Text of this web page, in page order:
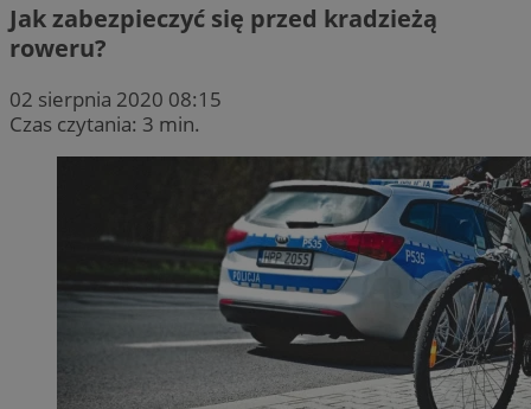
Jak zabezpieczyć się przed kradzieżą
roweru?
02 sierpnia 2020 08:15
Czas czytania: 3 min.